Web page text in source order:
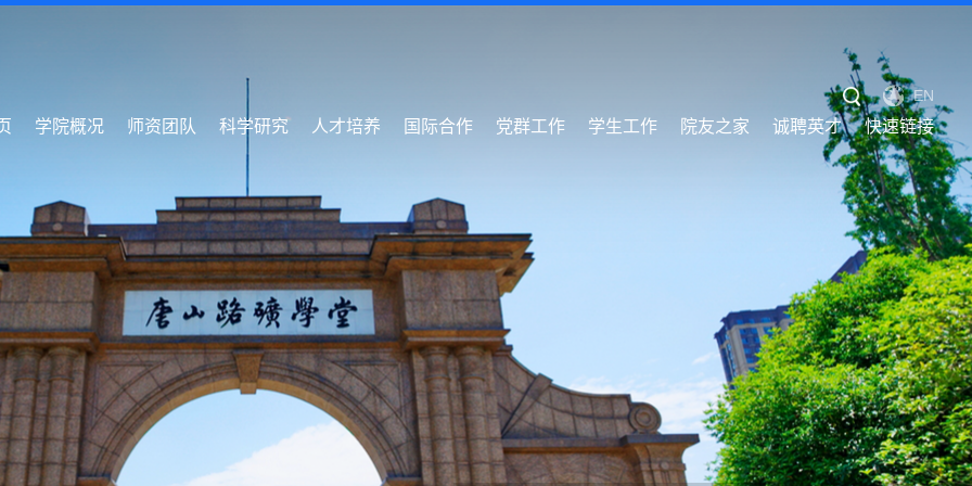
EN
学院概况 师资团队 科学研究 人才培养 国际合作 党群工作 学生工作 院友之家 诚聘英才 快速链接